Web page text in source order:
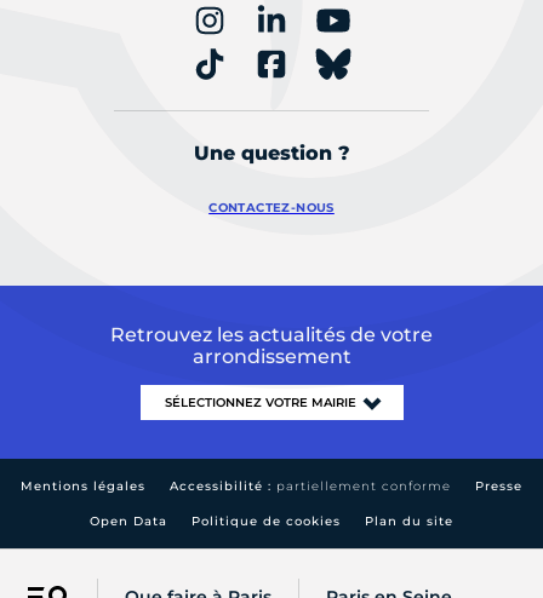
Une question ?
CONTACTEZ-NOUS
Retrouvez les actualités de votre
arrondissement
Mentions légales Accessibilité : partiellement conforme Presse
Open Data Politique de cookies Plan du site